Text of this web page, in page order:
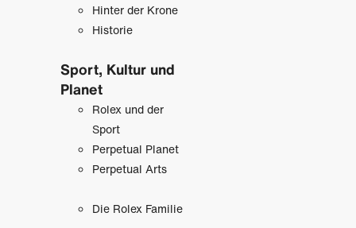
Hinter der Krone
Historie
Sport, Kultur und
Planet
Rolex und der
Sport
Perpetual Planet
Perpetual Arts
Die Rolex Familie